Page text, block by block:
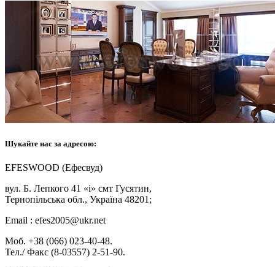
Шукайте нас за адресою:
EFESWOOD (Ефесвуд)
вул. Б. Лепкого 41 «і» смт Гусятин,
Тернопільська обл., Україна 48201;
Email : efes2005@ukr.net
Моб. +38 (066) 023-40-48.
Тел./ Факс (8-03557) 2-51-90.